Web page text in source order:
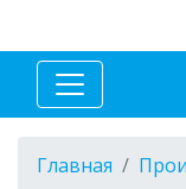
Главная